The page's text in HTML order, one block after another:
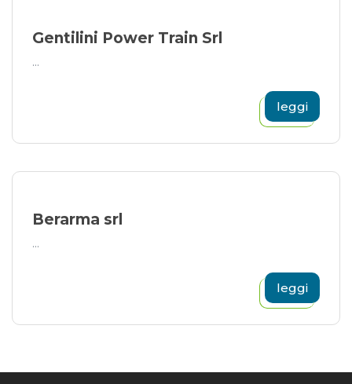
Gentilini Power Train Srl
...
leggi
Berarma srl
...
leggi